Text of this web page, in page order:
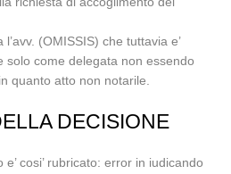
(OMISSIS) che tuttavia e’
solo come delegata non essendo
quanto atto non notarile.
DECISIONE
cosi’ rubricato: error in iudicando